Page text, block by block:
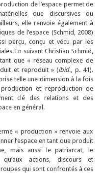
de l’espace permet de
que discursives ou
elle renvoie également à
de l’espace (Schmid, 2008)
perçu, conçu et vécu par les
En suivant Christian Schmid,
que « réseau complexe de
et reproduit » (ibid., p. 41).
telle une dimension à la fois
et reproduction de
clé des relations et des
en général.
« production » renvoie aux
l’espace en tant que produit
mais aussi le patriarcat, le
actions, discours et
qui sont confrontés à ces